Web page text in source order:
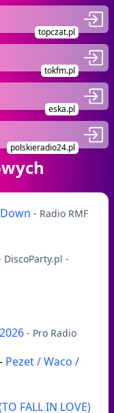
topczat.pl
tokfm.pl
eska.pl
polskieradio24.pl
- Radio RMF
DiscoParty.pl -
- Pro Radio
- Pezet / Waco /
FALL IN LOVE)